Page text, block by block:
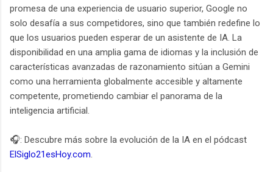
promesa de una experiencia de usuario superior, Google no
solo desafía a sus competidores, sino que también redefine lo
que los usuarios pueden esperar de un asistente de IA. La
disponibilidad en una amplia gama de idiomas y la inclusión de
características avanzadas de razonamiento sitúan a Gemini
como una herramienta globalmente accesible y altamente
competente, prometiendo cambiar el panorama de la
inteligencia artificial.
🎧: Descubre más sobre la evolución de la IA en el pódcast
ElSiglo21esHoy.com.